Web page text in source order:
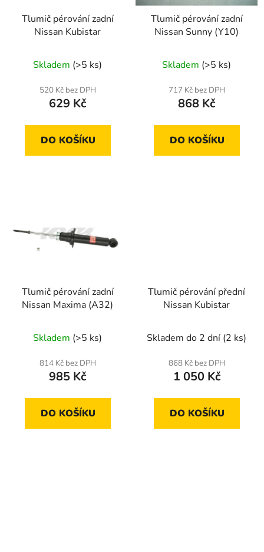
Tlumič pérování zadní
Nissan Kubistar
Skladem (>5 ks)
520 Kč bez DPH
629 Kč
DO KOŠÍKU
Tlumič pérování zadní
Nissan Sunny (Y10)
Skladem (>5 ks)
717 Kč bez DPH
868 Kč
DO KOŠÍKU
Tlumič pérování zadní
Nissan Maxima (A32)
Skladem (>5 ks)
814 Kč bez DPH
985 Kč
DO KOŠÍKU
Tlumič pérování přední
Nissan Kubistar
Skladem do 2 dní (2 ks)
868 Kč bez DPH
1 050 Kč
DO KOŠÍKU